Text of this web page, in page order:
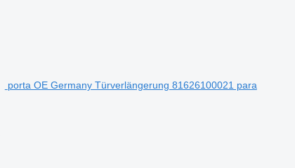
porta OE Germany Türverlängerung 81626100021 para